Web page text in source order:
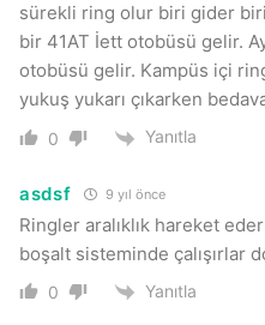
sürekli ring olur biri gider
bir 41AT İett otobüsü gelir.
otobüsü gelir. Kampüs içi
yukuş yukarı çıkarken
0 Yanıtla
asdsf 9 yıl önce
Ringler aralıklık hareket
boşalt sisteminde çalışırlar
0 Yanıtla